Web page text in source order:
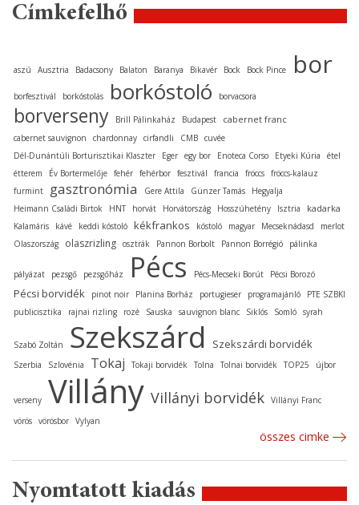
Címkefelhő
aszú Ausztria Badacsony Balaton Baranya Bikavér Bock Bock Pince bor
borfesztivál borkóstolás borkóstoló borvacsora
borverseny Brill Pálinkaház Budapest cabernet franc
cabernet sauvignon chardonnay cirfandli CMB cuvée
Dél-Dunántúli Borturisztikai Klaszter
Eger egy bor Enoteca Corso Etyeki Kúria
étel
étterem
Év Bortermelője fehér fehérbor fesztivál francia fröccs fröccs-kalauz
furmint
gasztronómia Gere Attila Günzer Tamás
Hegyalja
Heimann Családi Birtok
HNT horvát Horvátország Hosszúhetény Isztria kadarka
Kalamáris kávé keddi kóstoló kékfrankos kóstoló magyar Mecseknádasd
merlot
Olaszország
olaszrizling osztrák Pannon Borbolt Pannon Borrégió pálinka
pályázat pezsgő pezsgőház Pécs Pécs-Mecseki Borút Pécsi Borozó
Pécsi borvidék pinot noir Planina Borház portugieser programajánló
PTE SZBKI
publicisztika
rajnai rizling rozé Sauska sauvignon blanc Siklós Somló syrah
Szabó Zoltán Szekszárd Szekszárdi borvidék
Szerbia Szlovénia Tokaj Tokaji borvidék Tolna Tolnai borvidék TOP25 újbor
verseny Villány Villányi borvidék Villányi Franc
vörös vörösbor Vylyan
összes cimke
Nyomtatott kiadás